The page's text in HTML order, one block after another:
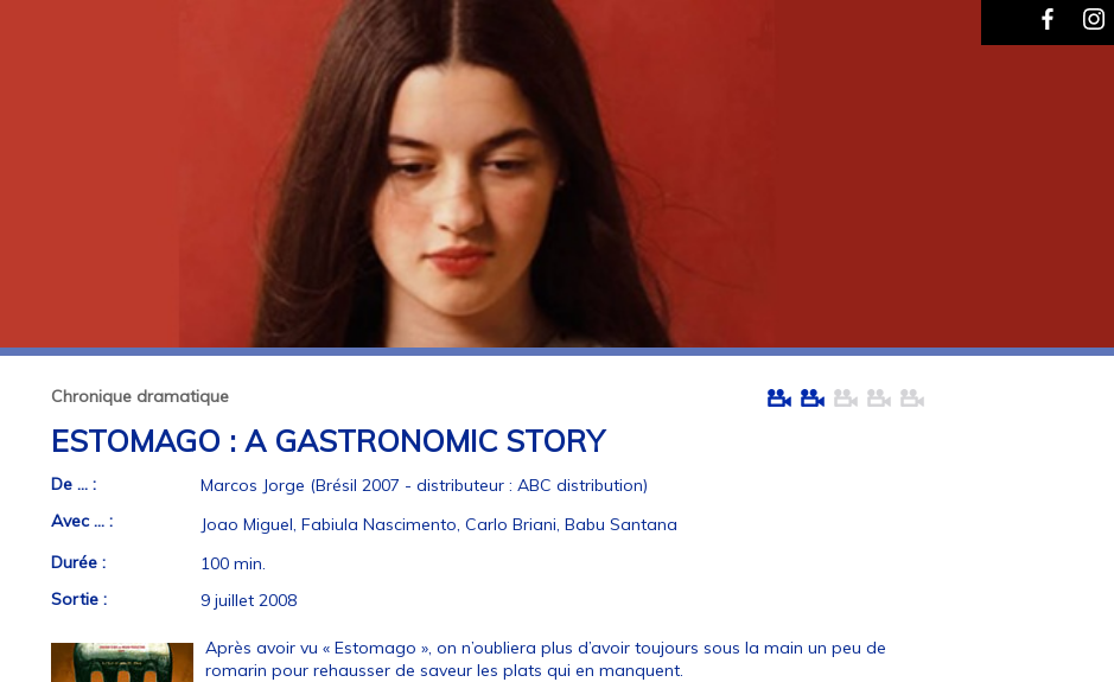
Chronique dramatique
ESTOMAGO : A GASTRONOMIC STORY
De ... :
Marcos Jorge (Brésil 2007 - distributeur : ABC distribution)
Avec ... :
Joao Miguel, Fabiula Nascimento, Carlo Briani, Babu Santana
Durée :
100 min.
Sortie :
9 juillet 2008
Après avoir vu « Estomago », on n’oubliera plus d’avoir toujours sous la main un peu de
romarin pour rehausser de saveur les plats qui en manquent.